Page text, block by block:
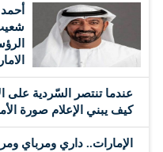
عندما تنتصر السّردية على
كيف يبني الإعلام صورة
الإمارات.. داري ومرباي